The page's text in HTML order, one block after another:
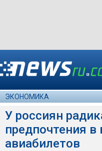
ЭКОНОМИКА
У россиян
предпочтения в
авиабилетов